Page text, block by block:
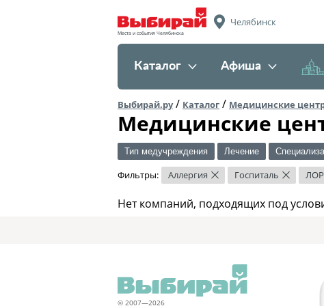
Места и события Челябинска
Челябинск
Каталог Афиша
Выбирай.ру/ Каталог / Медицинские
Медицинские
Тип медучреждения Лечение
Фильтры: Аллергия × Госпиталь ×
Нет компаний, подходящих под
© 2007—2026